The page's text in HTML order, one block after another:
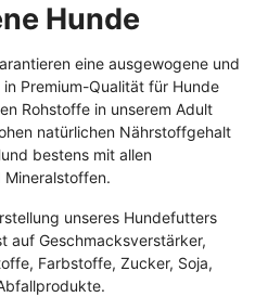
Hunde
eine ausgewogene und
Premium-Qualität für Hunde
Rohstoffe in unserem Adult
natürlichen Nährstoffgehalt
bestens mit allen
Mineralstoffen.
unseres Hundefutters
auf Geschmacksverstärker,
Farbstoffe, Zucker, Soja,